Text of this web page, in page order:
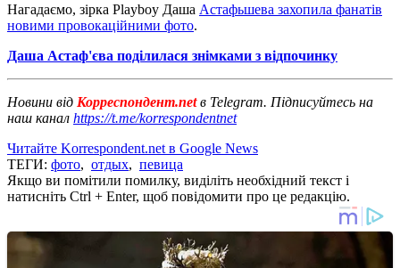
Нагадаємо, зірка Playboy Даша Астафьшева захопила фанатів
новими провокаційними фото.
Даша Астаф'єва поділилася знімками з відпочинку
Новини від Корреспондент.netв Telegram. Підписуйтесь на
наш канал https://t.me/korrespondentnet
Читайте Korrespondent.net в Google News
ТЕГИ: фото, отдых, певица
Якщо ви помітили помилку, виділіть необхідний текст і
натисніть Ctrl + Enter, щоб повідомити про це редакцію.